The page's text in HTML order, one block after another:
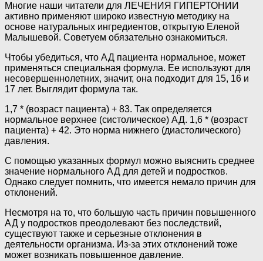
Многие наши читатели для ЛЕЧЕНИЯ ГИПЕРТОНИИ
активно применяют широко известную методику на
основе натуральных ингредиентов, открытую Еленой
Малышевой. Советуем обязательно ознакомиться.
Чтобы убедиться, что АД пациента нормальное, может
применяться специальная формула. Ее используют для
несовершеннолетних, значит, она подходит для 15, 16 и
17 лет. Выглядит формула так.
1,7 * (возраст пациента) + 83. Так определяется
нормальное верхнее (систолическое) АД. 1,6 * (возраст
пациента) + 42. Это норма нижнего (диастолического)
давления.
С помощью указанных формул можно выяснить среднее
значение нормального АД для детей и подростков.
Однако следует помнить, что имеется немало причин для
отклонений.
Несмотря на то, что большую часть причин повышенного
АД у подростков преодолевают без последствий,
существуют также и серьезные отклонения в
деятельности организма. Из-за этих отклонений тоже
может возникать повышенное давление.